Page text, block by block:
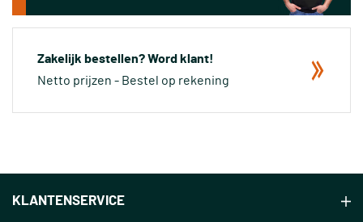
Zakelijk bestellen? Word klant!
Netto prijzen - Bestel op rekening
KLANTENSERVICE